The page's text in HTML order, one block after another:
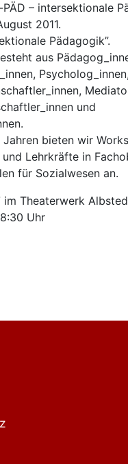
– intersektionale
2011.
Pädagogik”.
aus
Psycholog_innen,
und
Jahren bieten wir
Lehrkräfte in
für Sozialwesen an.
im Theaterwerk
Uhr